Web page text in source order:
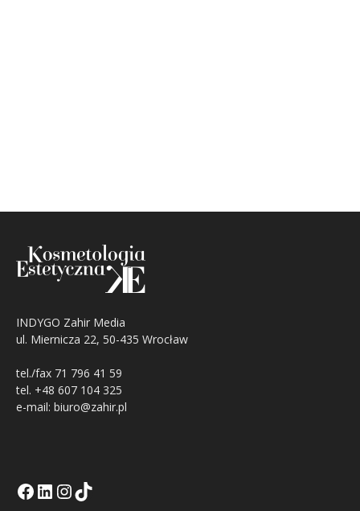
INDYGO Zahir Media
ul. Miernicza 22, 50-435 Wrocław
tel./fax 71 796 41 59
tel. +48 607 104 325
e-mail: biuro@zahir.pl
Facebook
LinkedIn
Tik Tok KEInstagramm KE